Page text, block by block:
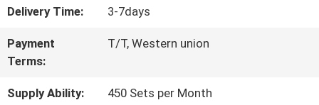
BLOG
VERZOEK
Delivery Time: 3-7days
Payment
Terms:
T/T, Western union
Supply Ability: 450 Sets per Month